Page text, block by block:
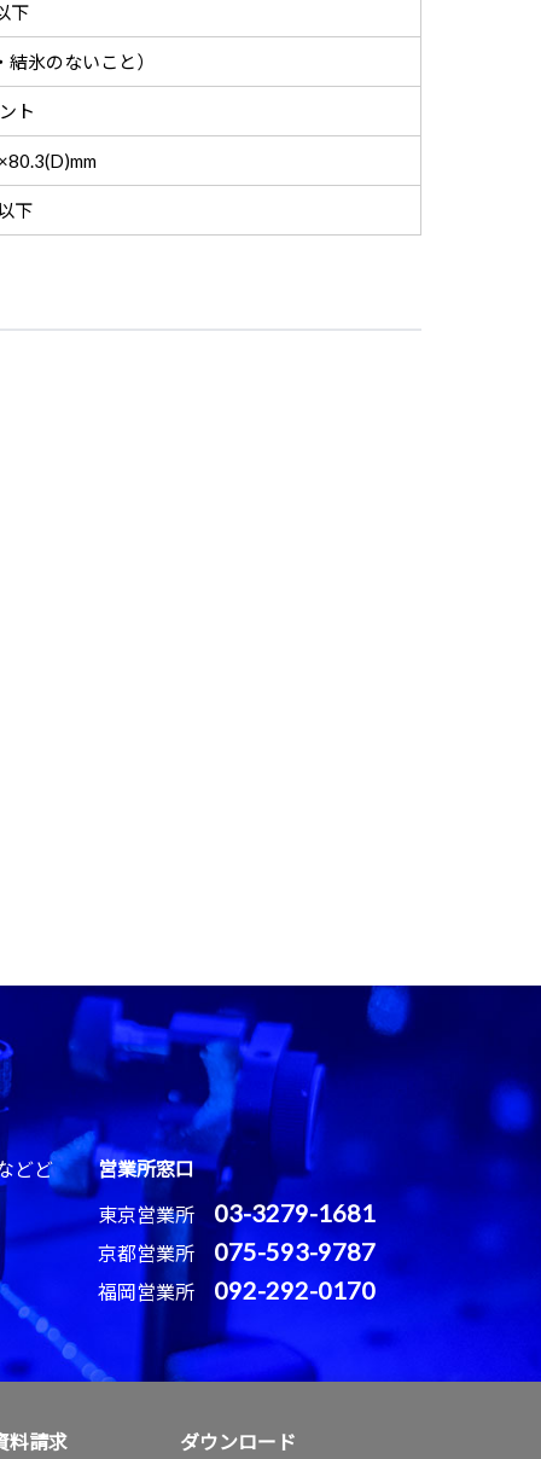
下
氷のないこと）
ト
下
どど
営業所窓口
東京営業所 03-3279-1681
京都営業所 075-593-9787
福岡営業所 092-292-0170
料請求 ダウンロード